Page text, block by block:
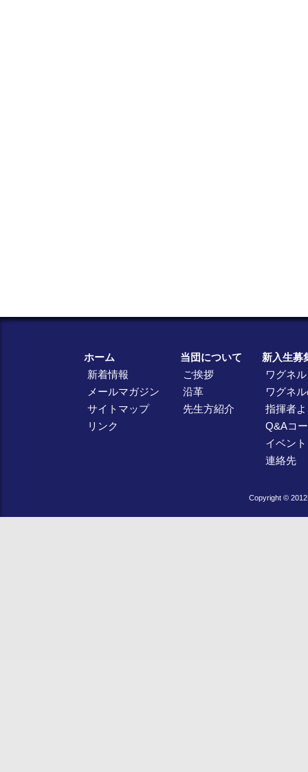
ホーム
新着情報
メールマガジン
サイトマップ
リンク
当団について
ご挨拶
沿革
先生方紹介
新入生募
ワグネ
ワグネ
指揮者
Q&Aコ
イベン
連絡先
Copyright ©